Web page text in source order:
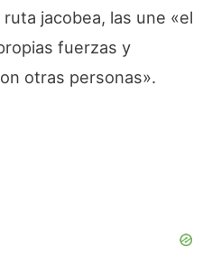
jacobea, las une «el
fuerzas y
otras personas».